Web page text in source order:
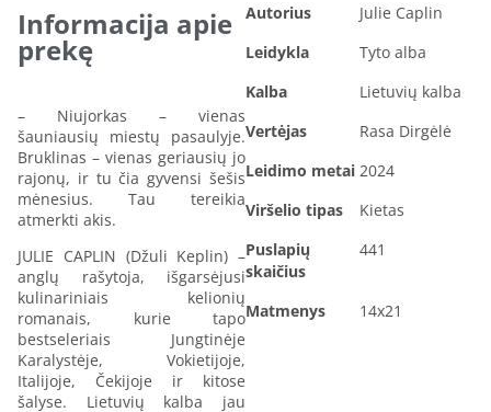
Informacija apie
prekę
– Niujorkas – vienas
šauniausių miestų pasaulyje.
Bruklinas – vienas geriausių jo
rajonų, ir tu čia gyvensi šešis
mėnesius. Tau tereikia
atmerkti akis.
JULIE CAPLIN (Džuli Keplin) –
anglų rašytoja, išgarsėjusi
kulinariniais kelionių
romanais, kurie tapo
bestseleriais Jungtinėje
Karalystėje, Vokietijoje,
Italijoje, Čekijoje ir kitose
šalyse. Lietuvių kalba jau
Autorius
Julie Caplin
Leidykla
Tyto alba
Kalba
Lietuvių kalba
Vertėjas
Rasa Dirgėlė
Leidimo metai 2024
Viršelio tipas
Kietas
Puslapių
skaičius
441
Matmenys 14x21